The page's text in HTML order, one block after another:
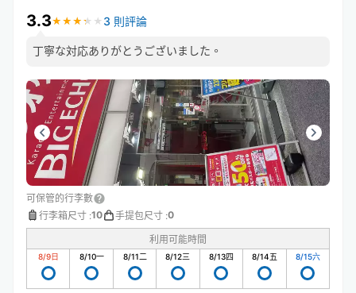
3.3★ ★ ★ ★ ★
★ ★ ★ ★ ★ 3 則評論
丁寧な対応ありがとうございました。
可保管的行李數
行李箱尺寸 :10 手提包尺寸 :0
利用可能時間
8/9日 8/10一 8/11二 8/12三 8/13四 8/14五 8/15六